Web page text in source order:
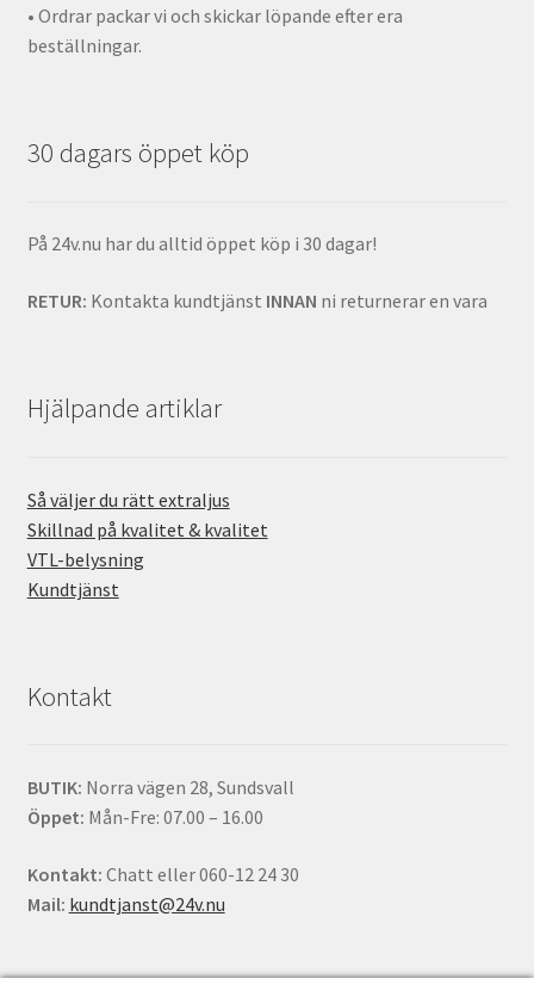
• Ordrar packar vi och skickar löpande efter era
beställningar.
30 dagars öppet köp
På 24v.nu har du alltid öppet köp i 30 dagar!
RETUR: Kontakta kundtjänst INNAN ni returnerar en vara
Hjälpande artiklar
Så väljer du rätt extraljus
Skillnad på kvalitet & kvalitet
VTL-belysning
Kundtjänst
Kontakt
BUTIK: Norra vägen 28, Sundsvall
Öppet: Mån-Fre: 07.00 – 16.00
Kontakt: Chatt eller 060-12 24 30
Mail: kundtjanst@24v.nu